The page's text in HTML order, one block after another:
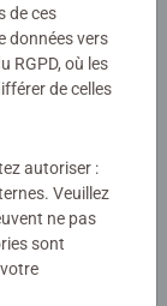
de ces
données vers
RGPD, où les
de celles
autoriser :
Veuillez
ne pas
sont